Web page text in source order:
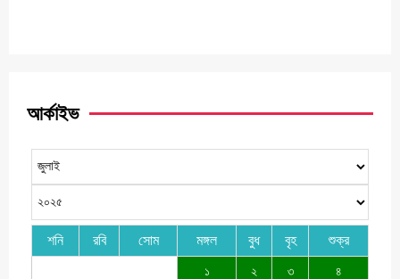
আর্কাইভ
শনি রবি সোম মঙ্গল বুধ বৃহ শুক্র
১ ২ ৩ ৪